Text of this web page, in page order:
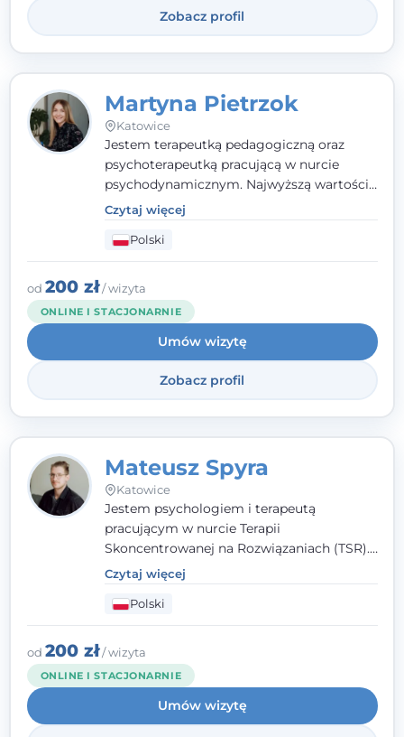
Zobacz profil
Martyna Pietrzok
Katowice
Jestem terapeutką pedagogiczną oraz
psychoterapeutką pracującą w nurcie
psychodynamicznym. Najwyższą wartością
jest dla mnie bliska, pełna zrozumienia i
zaangażowania relacja z pacjentem. To
właśnie ta oparta na zaufaniu więź staje się
przestrzenią, w której można dotrzeć do
źródła trudności i spojrzeć na nie inaczej
niż dotąd.
Czytaj więcej
Polski
od 200 zł/ wizyta
ONLINE I STACJONARNIE
Umów wizytę
Zobacz profil
Mateusz Spyra
Katowice
Jestem psychologiem i terapeutą
pracującym w nurcie Terapii
Skoncentrowanej na Rozwiązaniach (TSR).
Towarzyszę młodzieży i dorosłym z
empatią, zrozumieniem i bez oceniania.
Daję przestrzeń do bycia sobą, bo wiem, że
w każdym człowieku jest coś wyjątkowego.
Czytaj więcej
Polski
od 200 zł/ wizyta
ONLINE I STACJONARNIE
Umów wizytę